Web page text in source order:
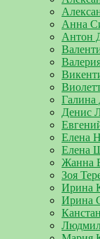
Анна
Антон
Галина
Денис
Елена
Елена
Жанна
Зоя
Ирина
Ирина